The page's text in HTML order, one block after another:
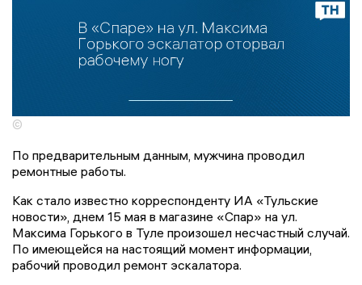
©
По предварительным данным, мужчина проводил
ремонтные работы.
Как стало известно корреспонденту ИА «Тульские
новости», днем 15 мая в магазине «Спар» на ул.
Максима Горького в Туле произошел несчастный случай.
По имеющейся на настоящий момент информации,
рабочий проводил ремонт эскалатора.